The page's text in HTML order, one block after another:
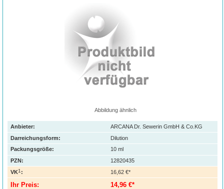
Abbildung ähnlich
Anbieter:
ARCANA Dr. Sewerin GmbH & Co.KG
Darreichungsform:
Dilution
Packungsgröße:
10 ml
PZN:
12820435
VK1: 16,62 €*
Ihr Preis: 14,96 €*